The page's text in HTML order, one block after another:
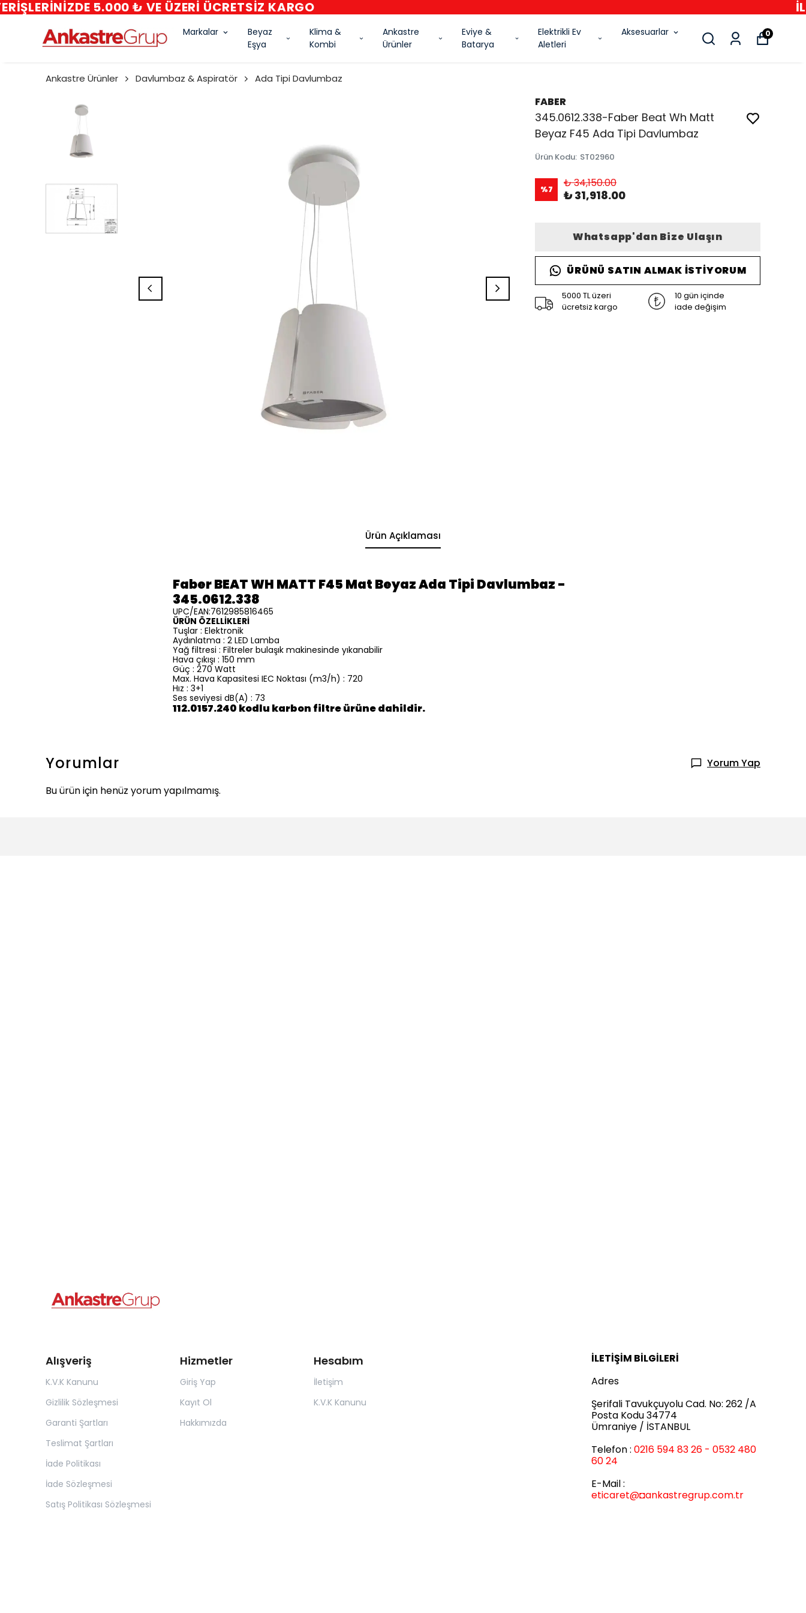
İLETİŞİM : 0532 480 60 24 - 0216 594 83 26
Markalar
Beyaz
Eşya
Klima &
Kombi
Ankastre
Ürünler
Eviye &
Batarya
Elektrikli Ev
Aletleri
Aksesuarlar 0
Ankastre Ürünler Davlumbaz & Aspiratör Ada Tipi Davlumbaz
FABER
345.0612.338-Faber Beat Wh Matt
Beyaz F45 Ada Tipi Davlumbaz
Ürün Kodu: ST02960
%7 ₺ 34,150.00
₺ 31,918.00
Whatsapp'dan Bize Ulaşın
ÜRÜNÜ SATIN ALMAK İSTIYORUM
5000 TL üzeri
ücretsiz kargo
10 gün içinde
iade değişim
Ürün Açıklaması
Faber BEAT WH MATT F45 Mat Beyaz Ada Tipi Davlumbaz -
345.0612.338
UPC/EAN:7612985816465
ÜRÜN ÖZELLİKLERİ
Tuşlar : Elektronik
Aydınlatma : 2 LED Lamba
Yağ filtresi : Filtreler bulaşık makinesinde yıkanabilir
Hava çıkışı : 150 mm
Güç : 270 Watt
Max. Hava Kapasitesi IEC Noktası (m3/h) : 720
Hız : 3+1
Ses seviyesi dB(A) : 73
112.0157.240 kodlu karbon filtre ürüne dahildir.
Yorumlar
Yorum Yap
Bu ürün için henüz yorum yapılmamış.
Alışveriş
K.V.K Kanunu
Gizlilik Sözleşmesi
Garanti Şartları
Teslimat Şartları
İade Politikası
İade Sözleşmesi
Satış Politikası Sözleşmesi
Hizmetler
Giriş Yap
Kayıt Ol
Hakkımızda
Hesabım
İletişim
K.V.K Kanunu
İLETİŞİM BİLGİLERİ
Adres
Şerifali Tavukçuyolu Cad. No: 262 /A
Posta Kodu 34774
Ümraniye / İSTANBUL
Telefon : 0216 594 83 26 - 0532 480
60 24
E-Mail :
eticaret@◘ankastregrup.com.tr